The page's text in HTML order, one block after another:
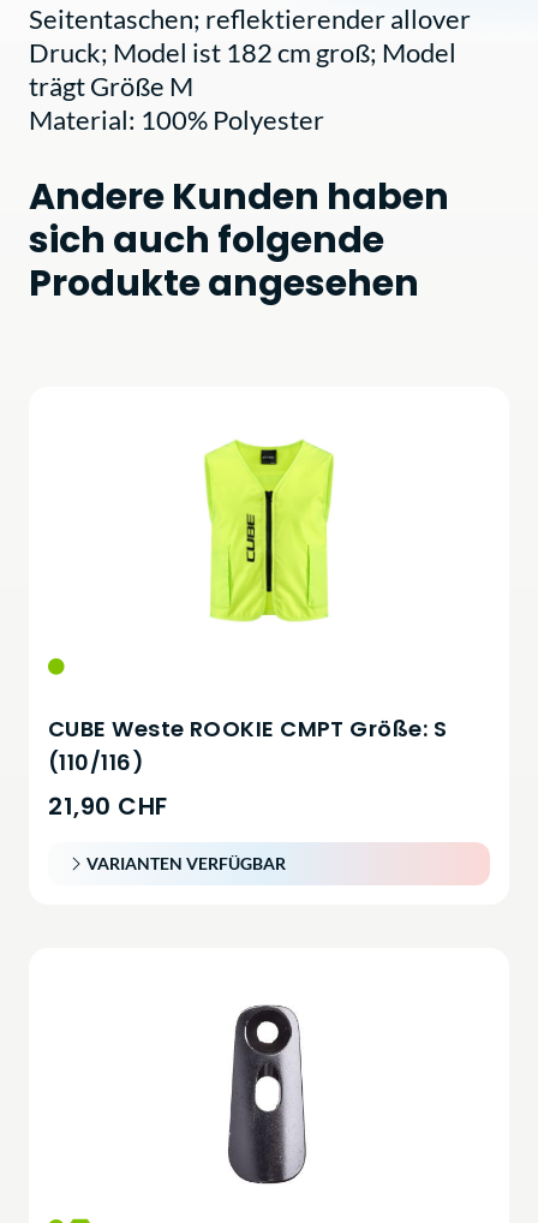
Seitentaschen; reflektierender allover
Druck; Model ist 182 cm groß; Model
trägt Größe M
Material: 100% Polyester
Andere Kunden haben
sich auch folgende
Produkte angesehen
CUBE Weste ROOKIE CMPT Größe: S
(110/116)
21,90 CHF
VARIANTEN VERFÜGBAR